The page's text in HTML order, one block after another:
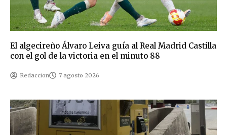
El algecireño Álvaro Leiva guía al Real Madrid Castilla
con el gol de la victoria en el minuto 88
Redaccion 7 agosto 2026